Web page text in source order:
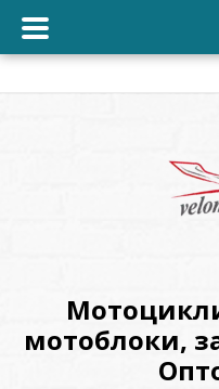
Оптові
ціни.
мотоблоки,